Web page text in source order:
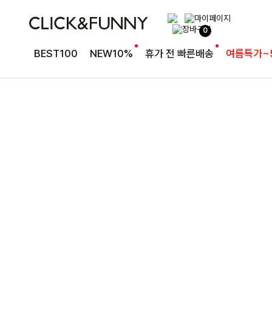
0
BEST100 NEW10% 휴가 전 빠른배송 여름특가
완성도 높은 원피스SET
특스트라이프 링클원피스+스트링자켓SET